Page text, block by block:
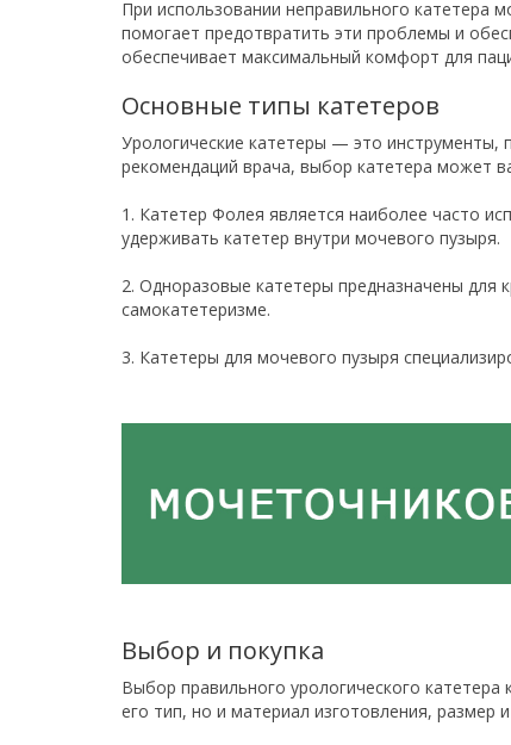
При использовании неправильного катетера
помогает предотвратить эти проблемы и
обеспечивает максимальный комфорт для
Основные типы катетеров
Урологические катетеры — это инструменты,
рекомендаций врача, выбор катетера может
1. Катетер Фолея является наиболее часто
удерживать катетер внутри мочевого пузыря.
2. Одноразовые катетеры предназначены для
самокатетеризме.
3. Катетеры для мочевого пузыря
Выбор и покупка
Выбор правильного урологического
его тип, но и материал изготовления, размер